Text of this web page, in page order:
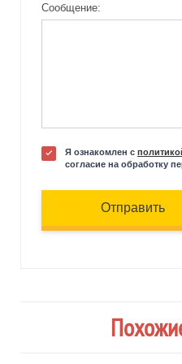
Сообщение:
Я ознакомлен с
согласие на обработку
Отправить